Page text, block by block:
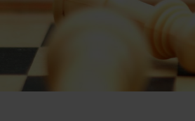
Sök
efter: